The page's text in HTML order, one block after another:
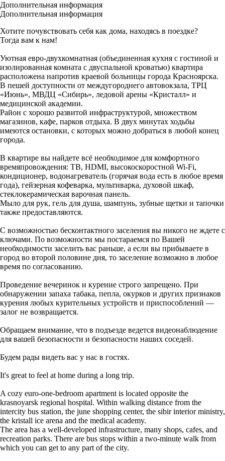
Дополнительная информация
Дополнительная информация
Хотите почувствовать себя как дома, находясь в поездке?
Тогда вам к нам!
Уютная евро-двухкомнатная (объединенная кухня с гостиной и
изолированная комната с двуспальной кроватью) квартира
расположена напротив краевой больницы города Красноярска.
В пешей доступности от междугороднего автовокзала, ТРЦ
«Июнь», МВДЦ «Сибирь», ледовой арены «Кристалл» и
медицинской академии.
Район с хорошо развитой инфраструктурой, множеством
магазинов, кафе, парков отдыха. В двух минутах ходьбы
имеются остановки, с которых можно добраться в любой конец
города.
В квартире вы найдете всё необходимое для комфортного
времяпровождения: ТВ, HDMI, высокоскоростной Wi-Fi,
кондиционер, водонагреватель (горячая вода есть в любое время
года), гейзерная кофеварка, мультиварка, духовой шкаф,
стеклокерамическая варочная панель.
Мыло для рук, гель для душа, шампунь, зубные щетки и тапочки
также предоставляются.
С возможностью бесконтактного заселения вы никого не ждете с
ключами. По возможности мы постараемся по Вашей
необходимости заселить вас раньше, а если вы прибываете в
город во второй половине дня, то заселение возможно в любое
время по согласованию.
Проведение вечеринок и курение строго запрещено. При
обнаружении запаха табака, пепла, окурков и других признаков
курения любых курительных устройств и приспособлений —
залог не возвращается.
Обращаем внимание, что в подъезде ведется видеонаблюдение
для вашей безопасности и безопасности наших соседей.
Будем рады видеть вас у нас в гостях.
It's great to feel at home during a long trip.
A cozy euro-one-bedroom apartment is located opposite the
krasnoyarsk regional hospital. Within walking distance from the
intercity bus station, the june shopping center, the sibir interior ministry,
the kristall ice arena and the medical academy.
The area has a well-developed infrastructure, many shops, cafes, and
recreation parks. There are bus stops within a two-minute walk from
which you can get to any part of the city.